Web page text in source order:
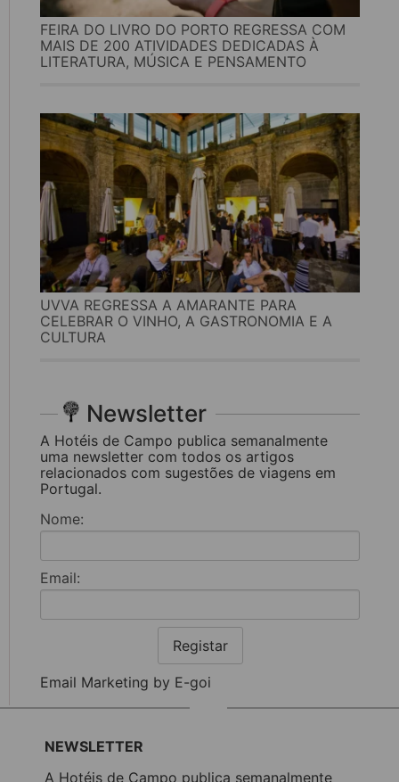
FEIRA DO LIVRO DO PORTO REGRESSA COM
MAIS DE 200 ATIVIDADES DEDICADAS À
LITERATURA, MÚSICA E PENSAMENTO
UVVA REGRESSA A AMARANTE PARA
CELEBRAR O VINHO, A GASTRONOMIA E A
CULTURA
Newsletter
A Hotéis de Campo publica semanalmente
uma newsletter com todos os artigos
relacionados com sugestões de viagens em
Portugal.
Nome:
Email:
Registar
Email Marketing by E-goi
NEWSLETTER
A Hotéis de Campo publica semanalmente